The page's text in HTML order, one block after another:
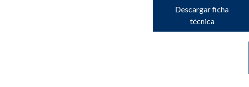
Descargar ficha
técnica